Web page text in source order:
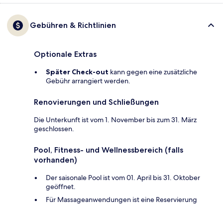
Gebühren & Richtlinien
Optionale Extras
Später Check-out kann gegen eine zusätzliche
Gebühr arrangiert werden.
Renovierungen und Schließungen
Die Unterkunft ist vom 1. November bis zum 31. März
geschlossen.
Pool, Fitness- und Wellnessbereich (falls
vorhanden)
Der saisonale Pool ist vom 01. April bis 31. Oktober
geöffnet.
Für Massageanwendungen ist eine Reservierung